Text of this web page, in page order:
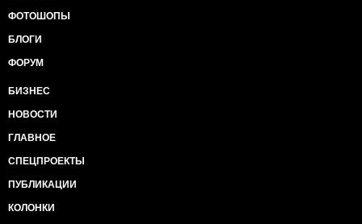
ФОТОШОПЫ
БЛОГИ
ФОРУМ
БИЗНЕС
НОВОСТИ
ГЛАВНОЕ
СПЕЦПРОЕКТЫ
ПУБЛИКАЦИИ
КОЛОНКИ